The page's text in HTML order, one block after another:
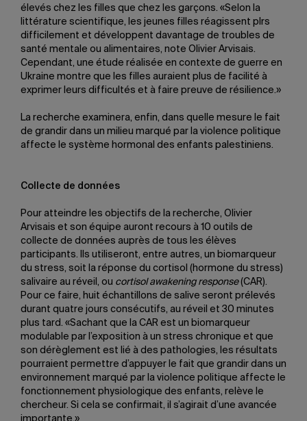
élevés chez les filles que chez les garçons. «Selon la
littérature scientifique, les jeunes filles réagissent plrs
difficilement et développent davantage de troubles de
santé mentale ou alimentaires, note Olivier Arvisais.
Cependant, une étude réalisée en contexte de guerre en
Ukraine montre que les filles auraient plus de facilité à
exprimer leurs difficultés et à faire preuve de résilience.»
La recherche examinera, enfin, dans quelle mesure le fait
de grandir dans un milieu marqué par la violence politique
affecte le système hormonal des enfants palestiniens.
Collecte de données
Pour atteindre les objectifs de la recherche, Olivier
Arvisais et son équipe auront recours à 10 outils de
collecte de données auprès de tous les élèves
participants. Ils utiliseront, entre autres, un biomarqueur
du stress, soit la réponse du cortisol (hormone du stress)
salivaire au réveil, ou cortisol awakening response(CAR).
Pour ce faire, huit échantillons de salive seront prélevés
durant quatre jours consécutifs, au réveil et 30 minutes
plus tard. «Sachant que la CAR est un biomarqueur
modulable par l’exposition à un stress chronique et que
son dérèglement est lié à des pathologies, les résultats
pourraient permettre d’appuyer le fait que grandir dans un
environnement marqué par la violence politique affecte le
fonctionnement physiologique des enfants, relève le
chercheur. Si cela se confirmait, il s’agirait d’une avancée
importante.»